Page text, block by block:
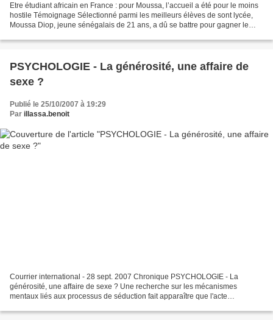
Etre étudiant africain en France : pour Moussa, l’accueil a été pour le moins
hostile Témoignage Sélectionné parmi les meilleurs élèves de sont lycée,
Moussa Diop, jeune sénégalais de 21 ans, a dû se battre pour gagner le
PSYCHOLOGIE - La générosité, une affaire de
sexe ?
Publié le 25/10/2007 à 19:29
Par illassa.benoit
Courrier international - 28 sept. 2007 Chronique PSYCHOLOGIE - La
générosité, une affaire de sexe ? Une recherche sur les mécanismes
mentaux liés aux processus de séduction fait apparaître que l'acte